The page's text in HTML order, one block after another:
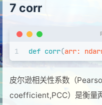
7 corr
1 def corr(arr:
皮尔逊相关性系数（
coefficient,PCC）是衡量